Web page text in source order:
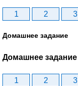
1 2 3
Домашнее задание
Домашнее задание
1 2 3